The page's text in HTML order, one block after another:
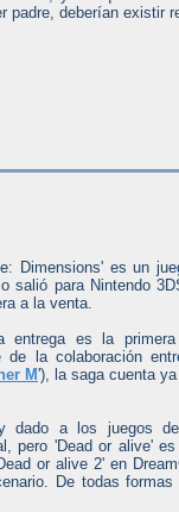
padre, deberían existir
Dimensions' es un
salió para Nintendo
a la venta.
entrega es la
de la colaboración
M'), la saga cuenta
dado a los juegos
pero 'Dead or alive'
or alive 2' en
De todas